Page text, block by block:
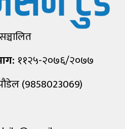
११२५-२०७६/२०७७
(9858023069)